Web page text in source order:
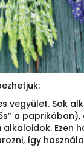
Sok
a
Ezen
így